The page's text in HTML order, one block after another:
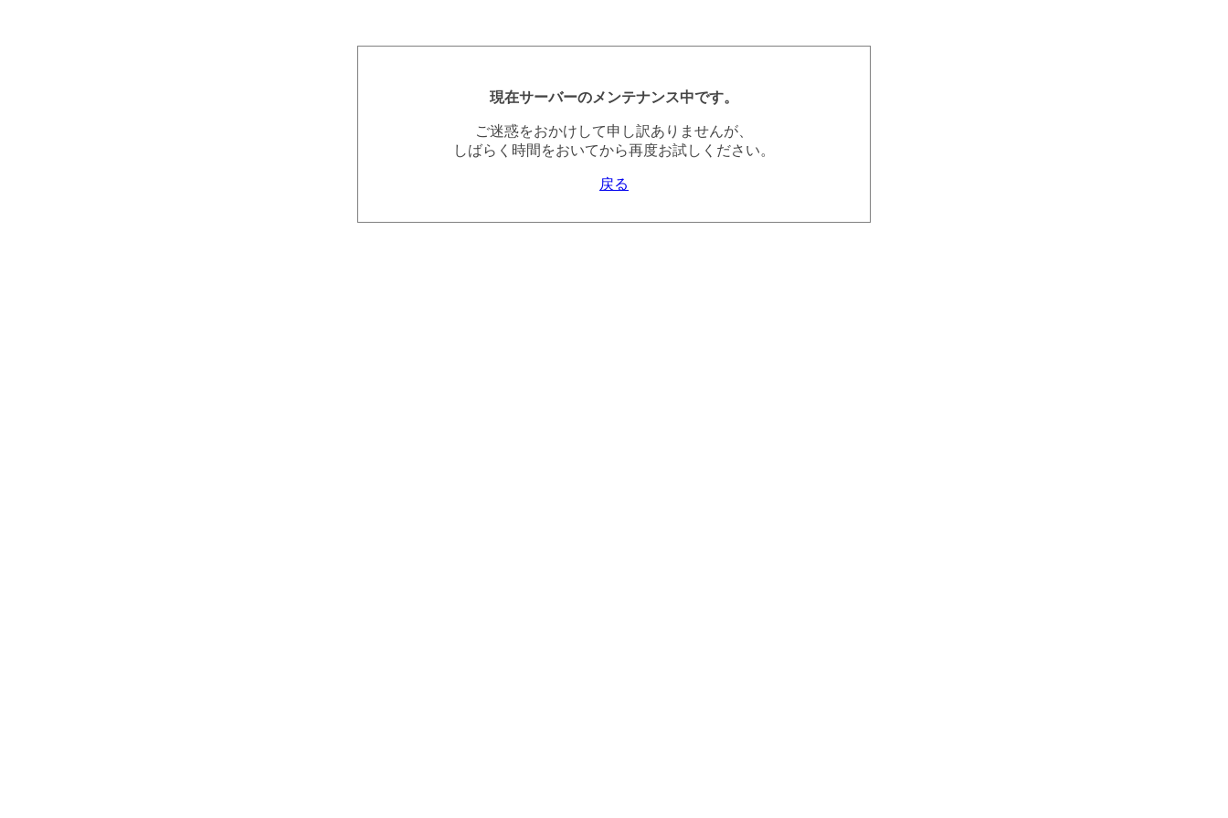
現在サーバーのメンテナンス中です。
ご迷惑をおかけして申し訳ありませんが、
しばらく時間をおいてから再度お試しください。
戻る